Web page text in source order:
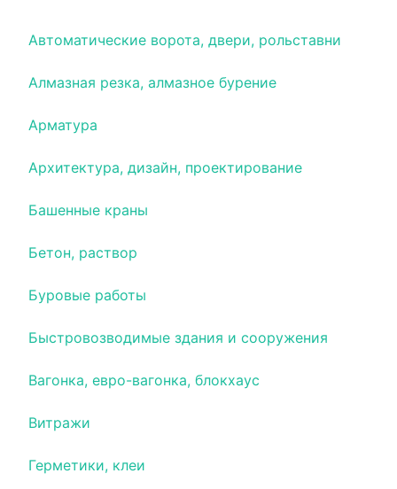
Автоматические ворота, двери, рольставни
Алмазная резка, алмазное бурение
Арматура
Архитектура, дизайн, проектирование
Башенные краны
Бетон, раствор
Буровые работы
Быстровозводимые здания и сооружения
Вагонка, евро-вагонка, блокхаус
Витражи
Герметики, клеи